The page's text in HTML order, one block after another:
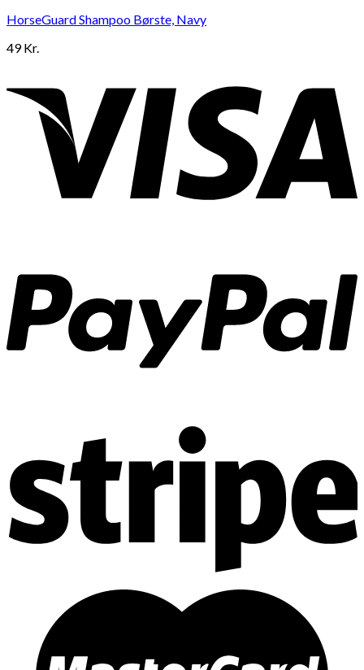
HorseGuard Shampoo Børste, Navy
49Kr.